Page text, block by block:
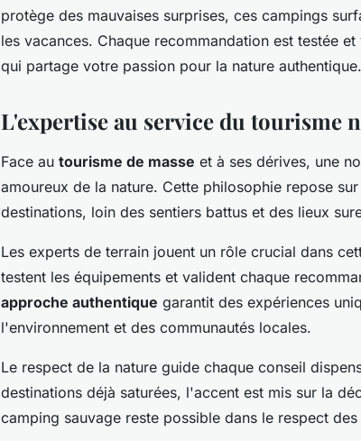
protège des mauvaises surprises, ces campings
les vacances. Chaque recommandation est testée
qui partage votre passion pour la nature authentique.
L'expertise au service du tourisme
Face au tourisme de masse et à ses dérives, une
amoureux de la nature. Cette philosophie repose
destinations, loin des sentiers battus et des lieux
Les experts de terrain jouent un rôle crucial dans
testent les équipements et valident chaque
approche authentique garantit des expériences
l'environnement et des communautés locales.
Le respect de la nature guide chaque conseil
destinations déjà saturées, l'accent est mis sur la
camping sauvage reste possible dans le respect